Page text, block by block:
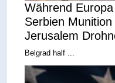
Während
Serbien
Jerusalem
Belgrad half ...